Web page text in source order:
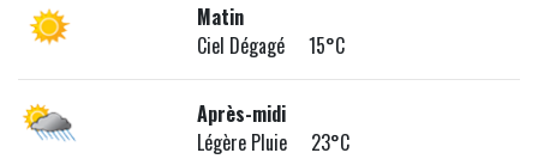
Matin
Ciel Dégagé 15°C
Après-midi
Légère Pluie 23°C